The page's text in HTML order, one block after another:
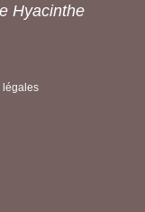
Hyacinthe
légales